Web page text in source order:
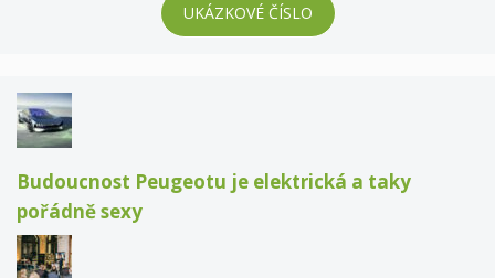
UKÁZKOVÉ ČÍSLO
Budoucnost Peugeotu je elektrická a taky
pořádně sexy